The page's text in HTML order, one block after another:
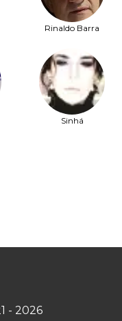
Rinaldo Barra
Sinhá
- 2026